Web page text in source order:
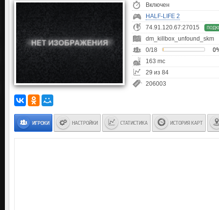
Включен
HALF-LIFE 2
74.91.120.67:27015
dm_killbox_unfound_skm
0/18
163 mc
29 из 84
206003
ИГРОКИ НАСТРОЙКИ СТАТИСТИКА ИСТОРИЯ КАРТ